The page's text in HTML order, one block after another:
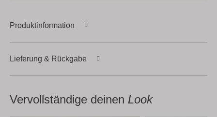
Produktinformation
Lieferung & Rückgabe
Vervollständige deinen Look